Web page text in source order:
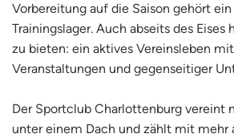
Vorbereitung auf die Saison gehört
Trainingslager. Auch abseits des Eises
zu bieten: ein aktives Vereinsleben
Veranstaltungen und gegenseitiger
Der Sportclub Charlottenburg vereint
unter einem Dach und zählt mit mehr